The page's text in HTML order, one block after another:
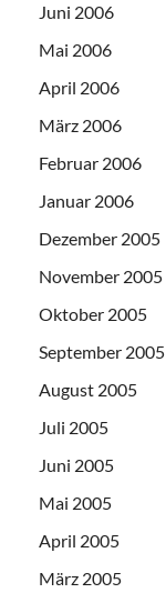
Juni 2006
Mai 2006
April 2006
März 2006
Februar 2006
Januar 2006
Dezember 2005
November 2005
Oktober 2005
September 2005
August 2005
Juli 2005
Juni 2005
Mai 2005
April 2005
März 2005